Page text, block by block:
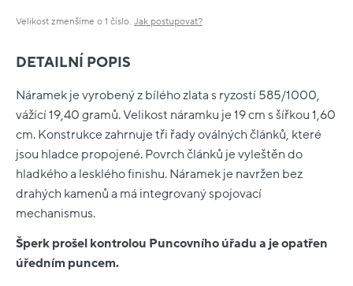
DETAILNÍ POPIS
Náramek je vyrobený z bílého zlata s ryzostí 585/1000,
vážící 19,40 gramů. Velikost náramku je 19 cm s šířkou 1,60
cm. Konstrukce zahrnuje tři řady oválných článků, které
jsou hladce propojené. Povrch článků je vyleštěn do
hladkého a lesklého finishu. Náramek je navržen bez
drahých kamenů a má integrovaný spojovací
mechanismus.
Šperk prošel kontrolou Puncovního úřadu a je opatřen
úředním puncem.
Velikost zmenšíme o 1 číslo. Jak postupovat?